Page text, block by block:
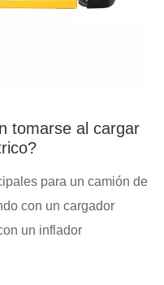
tomarse al cargar
para un camión de
con un cargador
un inflador